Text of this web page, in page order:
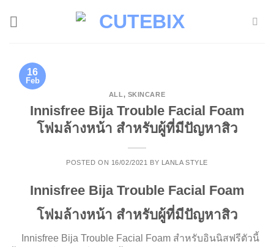
16
Feb
ALL, SKINCARE
Innisfree Bija Trouble Facial Foam
โฟมล้างหน้า สำหรับผู้ที่มีปัญหาสิว
POSTED ON 16/02/2021 BY LANLA STYLE
Innisfree Bija Trouble Facial Foam
โฟมล้างหน้า สำหรับผู้ที่มีปัญหาสิว
Innisfree Bija Trouble Facial Foam สำหรับอินนิสฟรีตัวนี้